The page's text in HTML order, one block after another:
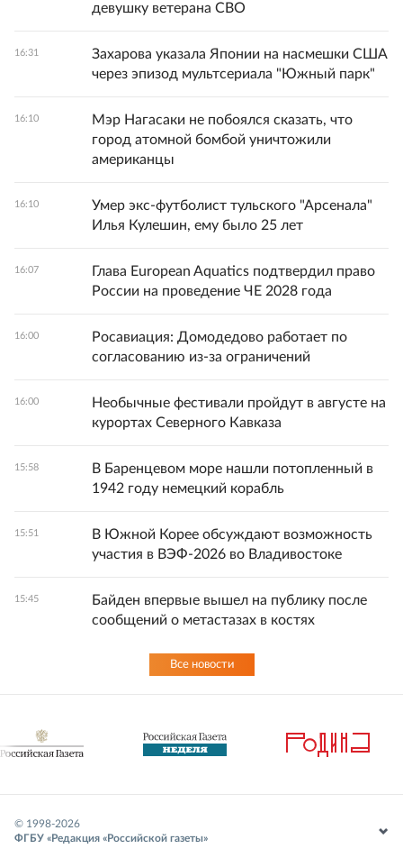
девушку ветерана СВО
16:31
Захарова указала Японии на насмешки США
через эпизод мультсериала "Южный парк"
16:10
Мэр Нагасаки не побоялся сказать, что
город атомной бомбой уничтожили
американцы
16:10
Умер экс-футболист тульского "Арсенала"
Илья Кулешин, ему было 25 лет
16:07
Глава European Aquatics подтвердил право
России на проведение ЧЕ 2028 года
16:00
Росавиация: Домодедово работает по
согласованию из-за ограничений
16:00
Необычные фестивали пройдут в августе на
курортах Северного Кавказа
15:58
В Баренцевом море нашли потопленный в
1942 году немецкий корабль
15:51
В Южной Корее обсуждают возможность
участия в ВЭФ-2026 во Владивостоке
15:45
Байден впервые вышел на публику после
сообщений о метастазах в костях
Все новости
© 1998-2026
ФГБУ «Редакция «Российской газеты»